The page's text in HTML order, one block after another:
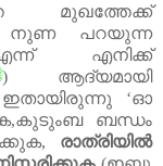
മുഖത്തേക്ക്
നുണ പറയുന്ന
എനിക്ക്
) ആദ്യമായി
ഇതായിരുന്നു ‘ഓ
,കുടുംബ ബന്ധം
, രാത്രിയിൽ